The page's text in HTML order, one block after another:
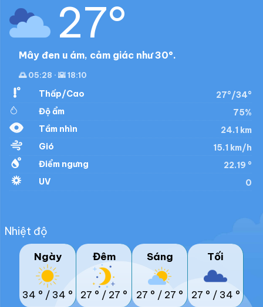
27°
Mây đen u ám, cảm giác như 30°.
🌅 05:28 · 🌇 18:10
Thấp/Cao
27°/34°
Độ ẩm
75%
Tầm nhìn
24.1 km
Gió
15.1 km/h
Điểm ngưng
22.19 °
UV
0
Nhiệt độ
Ngày
34 ° / 34 °
Đêm
27 ° / 27 °
Sáng
27 ° / 27 °
Tối
27 ° / 34 °